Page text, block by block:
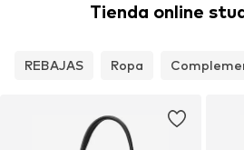
Tienda online
REBAJAS Ropa